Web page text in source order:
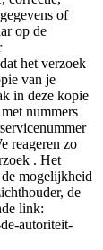
of
op de
het verzoek
van je
in deze kopie
nummers
reageren zo
. Het
mogelijkheid
de
link:
autoriteit-